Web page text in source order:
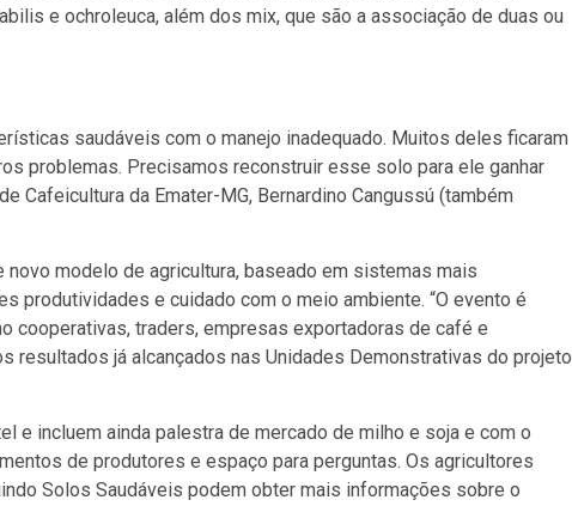
e ochroleuca, além dos mix, que são a associação de duas ou
saudáveis com o manejo inadequado. Muitos deles ficaram
problemas. Precisamos reconstruir esse solo para ele ganhar
Cafeicultura da Emater-MG, Bernardino Cangussú (também
novo modelo de agricultura, baseado em sistemas mais
produtividades e cuidado com o meio ambiente. “O evento é
cooperativas, traders, empresas exportadoras de café e
resultados já alcançados nas Unidades Demonstrativas do projeto
e incluem ainda palestra de mercado de milho e soja e com o
de produtores e espaço para perguntas. Os agricultores
Solos Saudáveis podem obter mais informações sobre o